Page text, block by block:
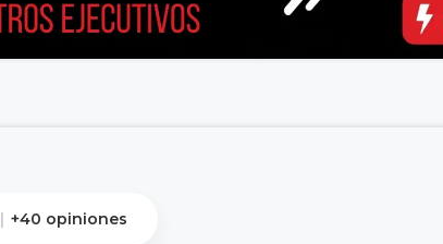
| +40 opiniones